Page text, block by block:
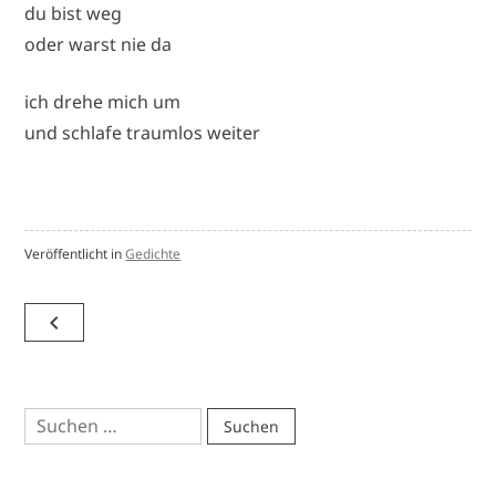
du bist weg
oder warst nie da
ich drehe mich um
und schlafe traumlos weiter
Veröffentlicht inGedichte
Beitragsnavigation
navigate_before
Suchen
nach: